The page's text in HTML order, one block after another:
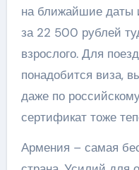
на ближайшие даты
за 22 500 рублей
взрослого. Для
понадобится виза,
даже по
сертификат тоже
Армения – самая